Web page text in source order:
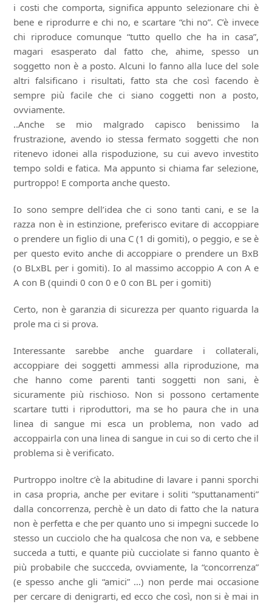
i costi che comporta, significa appunto selezionare chi è
bene e riprodurre e chi no, e scartare “chi no”. C’è invece
chi riproduce comunque “tutto quello che ha in casa”,
magari esasperato dal fatto che, ahime, spesso un
soggetto non è a posto. Alcuni lo fanno alla luce del sole
altri falsificano i risultati, fatto sta che così facendo è
sempre più facile che ci siano coggetti non a posto,
ovviamente.
..Anche se mio malgrado capisco benissimo la
frustrazione, avendo io stessa fermato soggetti che non
ritenevo idonei alla rispoduzione, su cui avevo investito
tempo soldi e fatica. Ma appunto si chiama far selezione,
purtroppo! E comporta anche questo.
Io sono sempre dell’idea che ci sono tanti cani, e se la
razza non è in estinzione, preferisco evitare di accoppiare
o prendere un figlio di una C (1 di gomiti), o peggio, e se è
per questo evito anche di accoppiare o prendere un BxB
(o BLxBL per i gomiti). Io al massimo accoppio A con A e
A con B (quindi 0 con 0 e 0 con BL per i gomiti)
Certo, non è garanzia di sicurezza per quanto riguarda la
prole ma ci si prova.
Interessante sarebbe anche guardare i collaterali,
accoppiare dei soggetti ammessi alla riproduzione, ma
che hanno come parenti tanti soggetti non sani, è
sicuramente più rischioso. Non si possono certamente
scartare tutti i riproduttori, ma se ho paura che in una
linea di sangue mi esca un problema, non vado ad
accoppairla con una linea di sangue in cui so di certo che il
problema si è verificato.
Purtroppo inoltre c’è la abitudine di lavare i panni sporchi
in casa propria, anche per evitare i soliti “sputtanamenti”
dalla concorrenza, perchè è un dato di fatto che la natura
non è perfetta e che per quanto uno si impegni succede lo
stesso un cucciolo che ha qualcosa che non va, e sebbene
succeda a tutti, e quante più cucciolate si fanno quanto è
più probabile che succceda, ovviamente, la “concorrenza”
(e spesso anche gli “amici” …) non perde mai occasione
per cercare di denigrarti, ed ecco che così, non si è mai in